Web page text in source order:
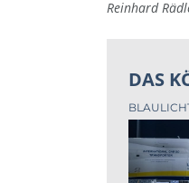
Reinhard
DAS